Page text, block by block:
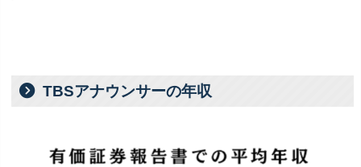
TBSアナウンサーの年収